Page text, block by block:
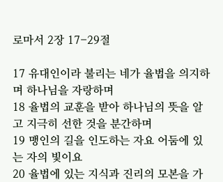
로마서 2장 17-29절
17 유대인이라 불리는 네가 율법을 의지하
며 하나님을 자랑하며
18 율법의 교훈을 받아 하나님의 뜻을 알
고 지극히 선한 것을 분간하며
19 맹인의 길을 인도하는 자요 어둠에 있
는 자의 빛이요
20 율법에 있는 지식과 진리의 모본을 가